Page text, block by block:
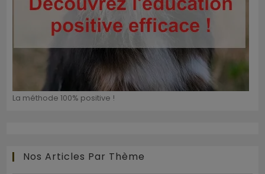
La méthode 100% positive !
Nos Articles Par Thème